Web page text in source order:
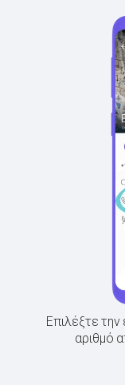
Επιλέξτε
αριθμό